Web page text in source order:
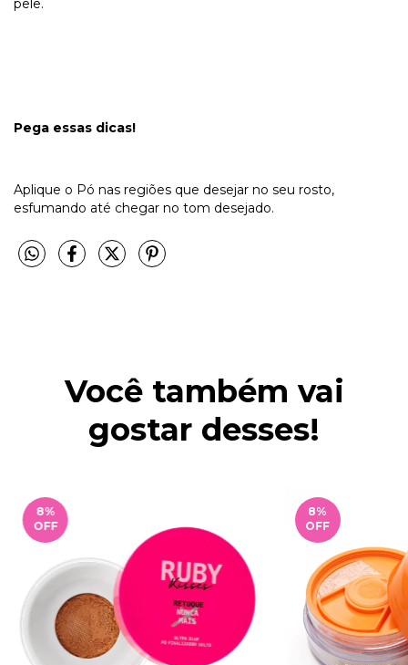
pele.
Pega essas dicas!
Aplique o Pó nas regiões que desejar no seu rosto,
esfumando até chegar no tom desejado.
Você também vai
gostar desses!
8%
OFF
8%
OFF